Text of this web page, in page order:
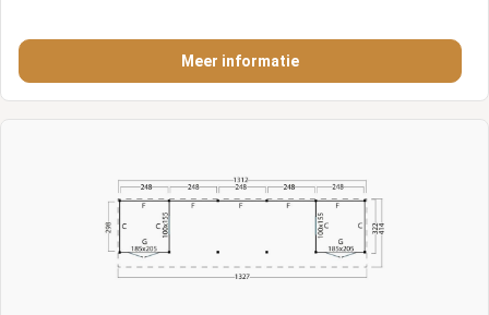
Meer informatie